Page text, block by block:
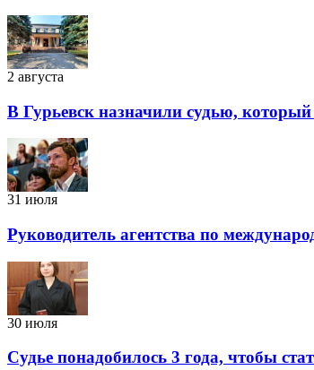
2 августа
В Гурьевск назначили судью, который
31 июля
Руководитель агентства по
30 июля
Судье понадобилось 3 года, чтобы